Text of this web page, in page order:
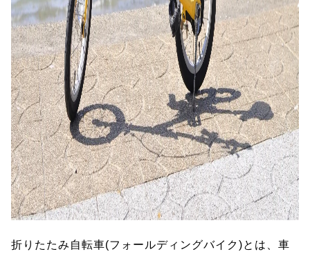
折りたたみ自転車(フォールディングバイク)とは、車